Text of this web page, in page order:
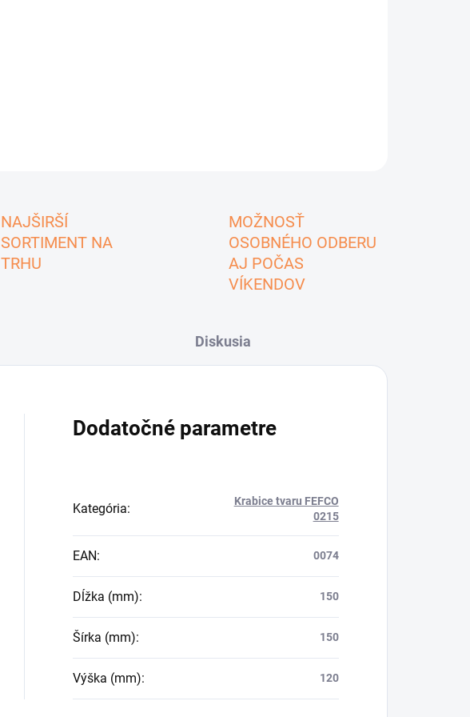
NAJŠIRŠÍ
SORTIMENT NA
TRHU
MOŽNOSŤ
OSOBNÉHO ODBERU
AJ POČAS
VÍKENDOV
Diskusia
Dodatočné parametre
Kategória:
Krabice tvaru FEFCO
0215
EAN: 0074
Dĺžka (mm): 150
Šírka (mm): 150
Výška (mm): 120